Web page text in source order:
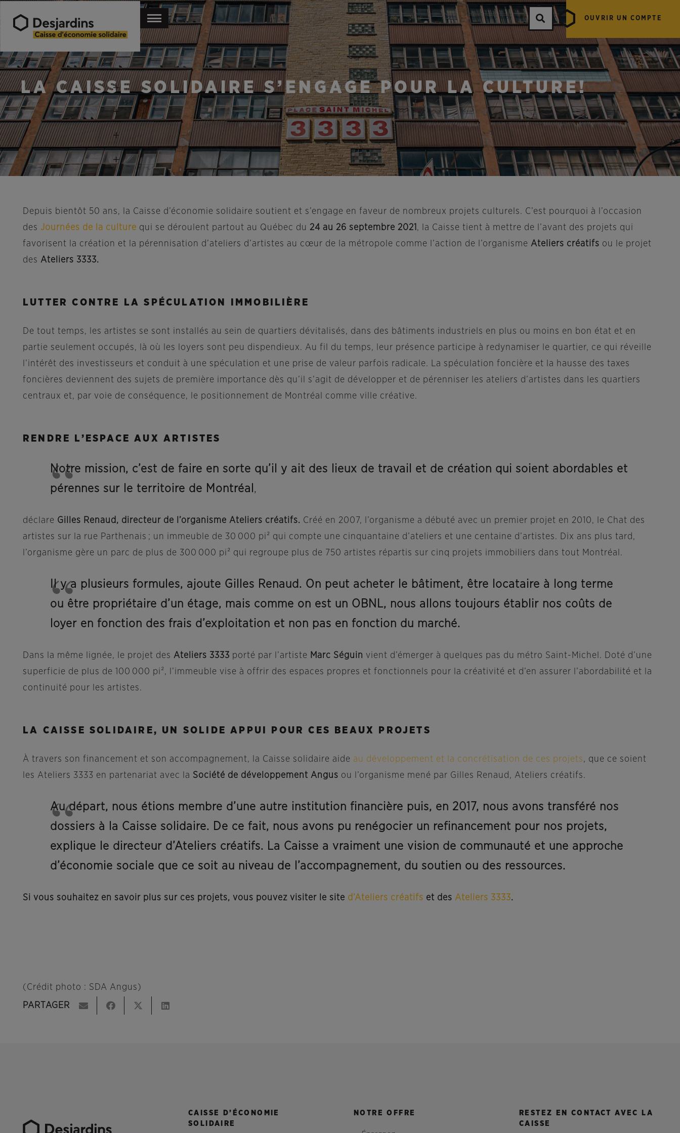
OUVRIR UN COMPTE
LA CAISSE SOLIDAIRE S’ENGAGE POUR LA CULTURE!
Depuis bientôt 50 ans, la Caisse d’économie solidaire soutient et s’engage en faveur de nombreux projets culturels. C’est pourquoi à l’occasion
des Journées de la culture qui se déroulent partout au Québec du 24 au 26 septembre 2021 , la Caisse tient à mettre de l’avant des projets qui
favorisent la création et la pérennisation d’ateliers d’artistes au cœur de la métropole comme l’action de l’organisme Ateliers créatifs ou le projet
des Ateliers 3333.
LUTTER CONTRE LA SPÉCULATION IMMOBILIÈRE
De tout temps, les artistes se sont installés au sein de quartiers dévitalisés, dans des bâtiments industriels en plus ou moins en bon état et en
partie seulement occupés, là où les loyers sont peu dispendieux. Au fil du temps, leur présence participe à redynamiser le quartier, ce qui réveille
l’intérêt des investisseurs et conduit à une spéculation et une prise de valeur parfois radicale. La spéculation foncière et la hausse des taxes
foncières deviennent des sujets de première importance dès qu’il s’agit de développer et de pérenniser les ateliers d’artistes dans les quartiers
centraux et, par voie de conséquence, le positionnement de Montréal comme ville créative.
RENDRE L’ESPACE AUX ARTISTES
Notre mission, c’est de faire en sorte qu’il y ait des lieux de travail et de création qui soient abordables et
pérennes sur le territoire de Montréal ,
déclare Gilles Renaud, directeur de l’organisme Ateliers créatifs. Créé en 2007, l’organisme a débuté avec un premier projet en 2010, le Chat des
artistes sur la rue Parthenais ; un immeuble de 30 000 pi² qui compte une cinquantaine d’ateliers et une centaine d’artistes. Dix ans plus tard,
l’organisme gère un parc de plus de 300 000 pi² qui regroupe plus de 750 artistes répartis sur cinq projets immobiliers dans tout Montréal.
Il y a plusieurs formules, ajoute Gilles Renaud. On peut acheter le bâtiment, être locataire à long terme
ou être propriétaire d’un étage, mais comme on est un OBNL, nous allons toujours établir nos coûts de
loyer en fonction des frais d’exploitation et non pas en fonction du marché.
Dans la même lignée, le projet des Ateliers 3333 porté par l’artiste Marc Séguin vient d’émerger à quelques pas du métro Saint-Michel. Doté d’une
superficie de plus de 100 000 pi², l’immeuble vise à offrir des espaces propres et fonctionnels pour la créativité et d’en assurer l’abordabilité et la
continuité pour les artistes.
LA CAISSE SOLIDAIRE, UN SOLIDE APPUI POUR CES BEAUX PROJETS
À travers son financement et son accompagnement, la Caisse solidaire aide au développement et la concrétisation de ces projets, que ce soient
les Ateliers 3333 en partenariat avec la Société de développement Angus ou l’organisme mené par Gilles Renaud, Ateliers créatifs.
Au départ, nous étions membre d’une autre institution financière puis, en 2017, nous avons transféré nos
dossiers à la Caisse solidaire. De ce fait, nous avons pu renégocier un refinancement pour nos projets,
explique le directeur d’Ateliers créatifs. La Caisse a vraiment une vision de communauté et une approche
d’économie sociale que ce soit au niveau de l’accompagnement, du soutien ou des ressources.
Si vous souhaitez en savoir plus sur ces projets, vous pouvez visiter le site d’Ateliers créatifs et des Ateliers 3333.
(Crédit photo : SDA Angus)
PARTAGER
CAISSE D’ÉCONOMIE
SOLIDAIRE
NOTRE OFFRE
RESTEZ EN CONTACT AVEC LA
CAISSE